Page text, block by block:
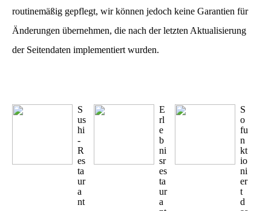
routinemäßig gepflegt, wir können jedoch keine Garantien für
Änderungen übernehmen, die nach der letzten Aktualisierung
der Seitendaten implementiert wurden.
S
us
hi
-
R
es
ta
ur
a
nt
E
rl
e
b
ni
sr
es
ta
ur
a
S
o
fu
n
kt
io
ni
er
t
d